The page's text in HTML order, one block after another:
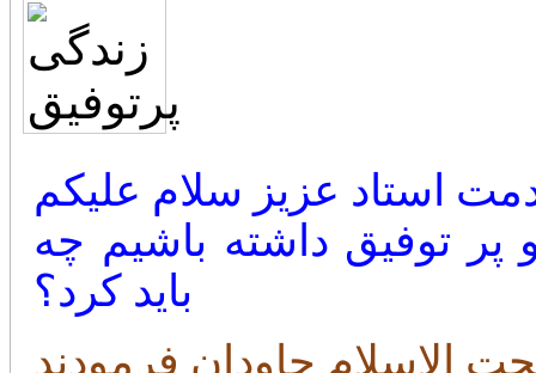
پر توفیق داشته باشیم چه
باید کرد؟